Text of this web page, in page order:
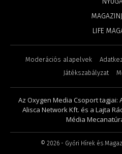
LIFE
Moderációs alapelvek
Játékszabályzat
Az Oxygen Media Csoport tagjai:
Alisca Network Kft. és a Lajta
Média
© 2026 - Győri Hírek és